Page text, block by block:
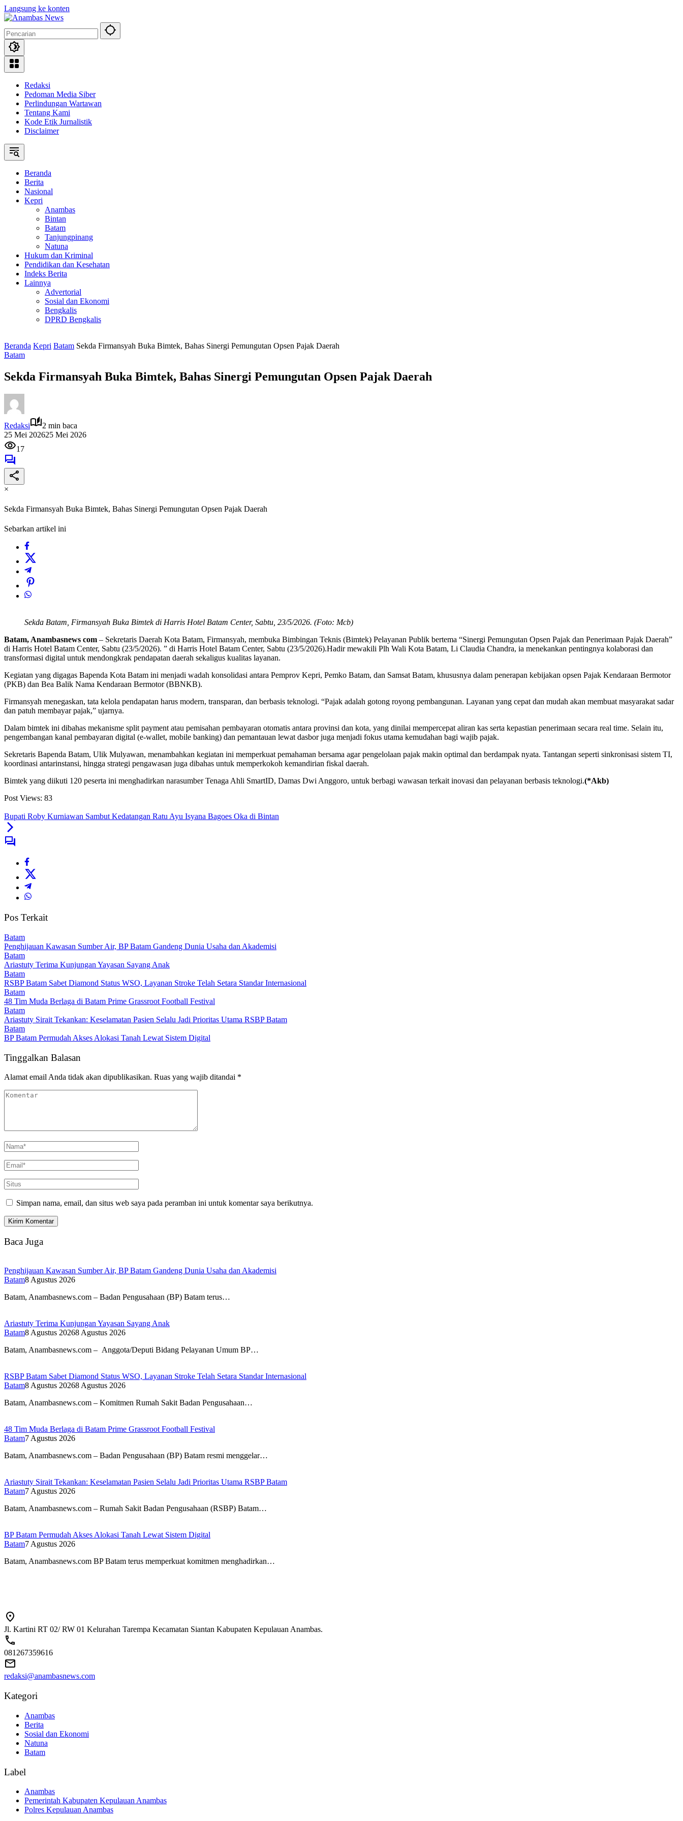
Langsung ke konten
Redaksi
Pedoman Media Siber
Perlindungan Wartawan
Tentang Kami
Kode Etik Jurnalistik
Disclaimer
Beranda
Berita
Nasional
Kepri
Anambas
Bintan
Batam
Tanjungpinang
Natuna
Hukum dan Kriminal
Pendidikan dan Kesehatan
Indeks Berita
Lainnya
Advertorial
Sosial dan Ekonomi
Bengkalis
DPRD Bengkalis
Beranda Kepri Batam Sekda Firmansyah Buka Bimtek, Bahas Sinergi Pemungutan Opsen Pajak Daerah
Batam
Sekda Firmansyah Buka Bimtek, Bahas Sinergi Pemungutan Opsen Pajak Daerah
Redaksi
2 min baca
25 Mei 202625 Mei 2026
17
×
Sekda Firmansyah Buka Bimtek, Bahas Sinergi Pemungutan Opsen Pajak Daerah
Sebarkan artikel ini
Sekda Batam, Firmansyah Buka Bimtek di Harris Hotel Batam Center, Sabtu, 23/5/2026. (Foto: Mcb)
Batam, Anambasnews com – Sekretaris Daerah Kota Batam, Firmansyah, membuka Bimbingan Teknis (Bimtek) Pelayanan Publik bertema “Sinergi Pemungutan Opsen Pajak dan Penerimaan Pajak Daerah”
di Harris Hotel Batam Center, Sabtu (23/5/2026). ” di Harris Hotel Batam Center, Sabtu (23/5/2026).Hadir mewakili Plh Wali Kota Batam, Li Claudia Chandra, ia menekankan pentingnya kolaborasi dan
transformasi digital untuk mendongkrak pendapatan daerah sekaligus kualitas layanan.
Kegiatan yang digagas Bapenda Kota Batam ini menjadi wadah konsolidasi antara Pemprov Kepri, Pemko Batam, dan Samsat Batam, khususnya dalam penerapan kebijakan opsen Pajak Kendaraan Bermotor
(PKB) dan Bea Balik Nama Kendaraan Bermotor (BBNKB).
Firmansyah menegaskan, tata kelola pendapatan harus modern, transparan, dan berbasis teknologi. “Pajak adalah gotong royong pembangunan. Layanan yang cepat dan mudah akan membuat masyarakat sadar
dan patuh membayar pajak,” ujarnya.
Dalam bimtek ini dibahas mekanisme split payment atau pemisahan pembayaran otomatis antara provinsi dan kota, yang dinilai mempercepat aliran kas serta kepastian penerimaan secara real time. Selain itu,
pengembangan kanal pembayaran digital (e-wallet, mobile banking) dan pemantauan lewat dasbor juga menjadi fokus utama kemudahan bagi wajib pajak.
Sekretaris Bapenda Batam, Ulik Mulyawan, menambahkan kegiatan ini memperkuat pemahaman bersama agar pengelolaan pajak makin optimal dan berdampak nyata. Tantangan seperti sinkronisasi sistem TI,
koordinasi antarinstansi, hingga strategi pengawasan juga dibahas untuk memperkokoh kemandirian fiskal daerah.
Bimtek yang diikuti 120 peserta ini menghadirkan narasumber Tenaga Ahli SmartID, Damas Dwi Anggoro, untuk berbagi wawasan terkait inovasi dan pelayanan berbasis teknologi.(*Akb)
Post Views: 83
Bupati Roby Kurniawan Sambut Kedatangan Ratu Ayu Isyana Bagoes Oka di Bintan
Pos Terkait
Batam
Penghijauan Kawasan Sumber Air, BP Batam Gandeng Dunia Usaha dan Akademisi
Batam
Ariastuty Terima Kunjungan Yayasan Sayang Anak
Batam
RSBP Batam Sabet Diamond Status WSO, Layanan Stroke Telah Setara Standar Internasional
Batam
48 Tim Muda Berlaga di Batam Prime Grassroot Football Festival
Batam
Ariastuty Sirait Tekankan: Keselamatan Pasien Selalu Jadi Prioritas Utama RSBP Batam
Batam
BP Batam Permudah Akses Alokasi Tanah Lewat Sistem Digital
Tinggalkan Balasan
Alamat email Anda tidak akan dipublikasikan. Ruas yang wajib ditandai *
Simpan nama, email, dan situs web saya pada peramban ini untuk komentar saya berikutnya.
Baca Juga
Penghijauan Kawasan Sumber Air, BP Batam Gandeng Dunia Usaha dan Akademisi
Batam8 Agustus 2026
Batam, Anambasnews.com – Badan Pengusahaan (BP) Batam terus…
Ariastuty Terima Kunjungan Yayasan Sayang Anak
Batam8 Agustus 20268 Agustus 2026
Batam, Anambasnews.com – Anggota/Deputi Bidang Pelayanan Umum BP…
RSBP Batam Sabet Diamond Status WSO, Layanan Stroke Telah Setara Standar Internasional
Batam8 Agustus 20268 Agustus 2026
Batam, Anambasnews.com – Komitmen Rumah Sakit Badan Pengusahaan…
48 Tim Muda Berlaga di Batam Prime Grassroot Football Festival
Batam7 Agustus 2026
Batam, Anambasnews.com – Badan Pengusahaan (BP) Batam resmi menggelar…
Ariastuty Sirait Tekankan: Keselamatan Pasien Selalu Jadi Prioritas Utama RSBP Batam
Batam7 Agustus 2026
Batam, Anambasnews.com – Rumah Sakit Badan Pengusahaan (RSBP) Batam…
BP Batam Permudah Akses Alokasi Tanah Lewat Sistem Digital
Batam7 Agustus 2026
Batam, Anambasnews.com BP Batam terus memperkuat komitmen menghadirkan…
Jl. Kartini RT 02/ RW 01 Kelurahan Tarempa Kecamatan Siantan Kabupaten Kepulauan Anambas.
081267359616
redaksi@anambasnews.com
Kategori
Anambas
Berita
Sosial dan Ekonomi
Natuna
Batam
Label
Anambas
Pemerintah Kabupaten Kepulauan Anambas
Polres Kepulauan Anambas